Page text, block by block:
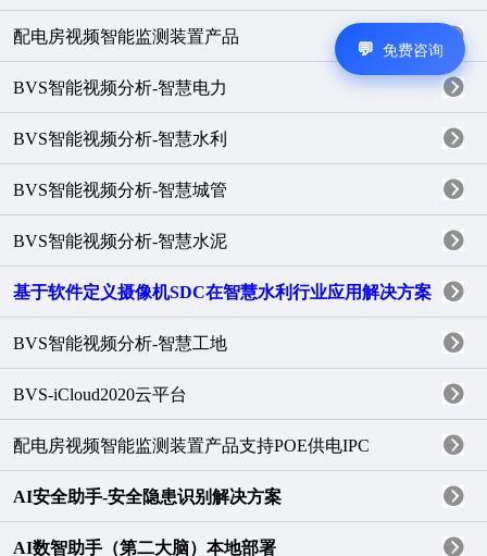
配电房视频智能监测装置产品
BVS智能视频分析-智慧电力
BVS智能视频分析-智慧水利
BVS智能视频分析-智慧城管
BVS智能视频分析-智慧水泥
基于软件定义摄像机SDC在智慧水利行业应用解决方案
BVS智能视频分析-智慧工地
BVS-iCloud2020云平台
配电房视频智能监测装置产品支持POE供电IPC
AI安全助手-安全隐患识别解决方案
AI数智助手（第二大脑）本地部署
免费咨询